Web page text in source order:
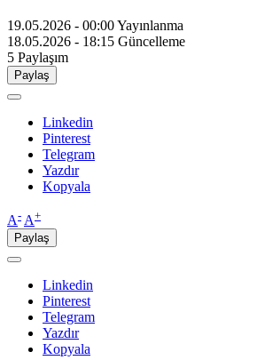
19.05.2026 - 00:00Yayınlanma
18.05.2026 - 18:15 Güncelleme
5 Paylaşım
Paylaş
Linkedin
Pinterest
Telegram
Yazdır
Kopyala
A- A+
Paylaş
Linkedin
Pinterest
Telegram
Yazdır
Kopyala